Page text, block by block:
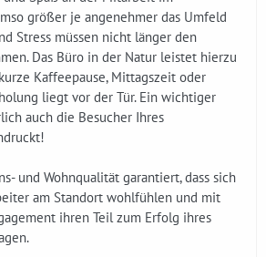
größer je angenehmer das Umfeld
Stress müssen nicht länger den
Das Büro in der Natur leistet hierzu
Kaffeepause, Mittagszeit oder
liegt vor der Tür. Ein wichtiger
auch die Besucher Ihres
und Wohnqualität garantiert, dass sich
am Standort wohlfühlen und mit
ihren Teil zum Erfolg ihres